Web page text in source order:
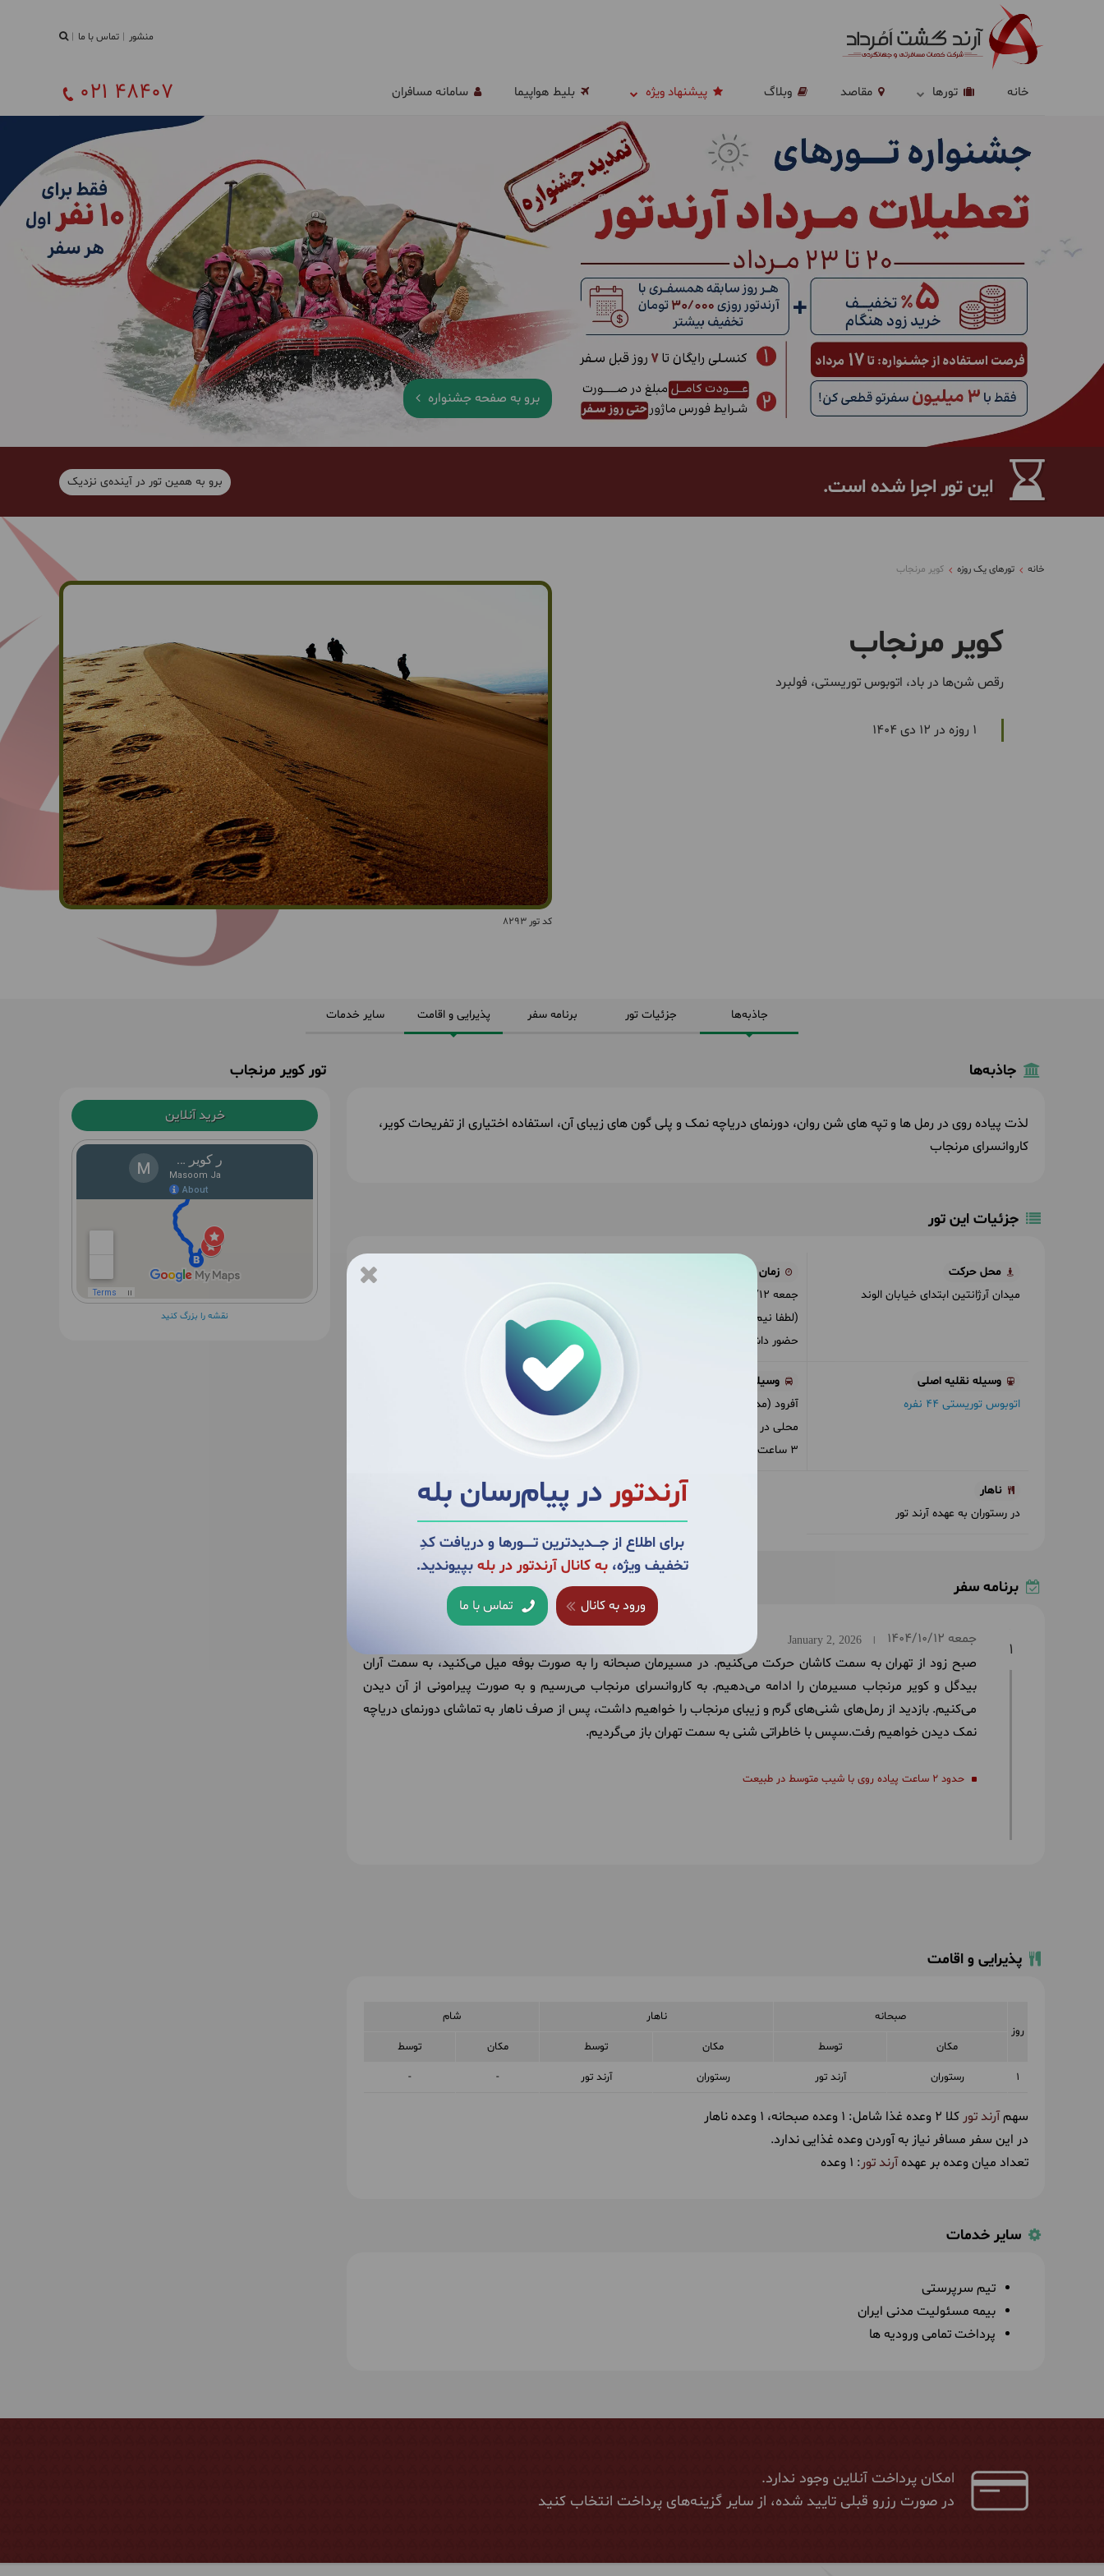
آرندتوردر پیام‌رسان بله
برای اطلاع از جــــدیدترین تــــــورها و دریافت کدِ
تخفیف ویژه،به کانال آرندتور در بله بپیوندید.
ورود به کانال تماس با ما
منشور تماس با ما
خانه تورها مقاصد وبلاگ پیشنهاد ویژه بلیط هواپیما سامانه مسافران 021 48407
برو به صفحه جشنواره
این تور اجرا شده است. برو به همین تور در آینده‌ی نزدیک
خانه تورهای یک روزه کویر مرنجاب
کد تور 8293
کویر مرنجاب
رقص شن‌ها در باد، اتوبوس توریستی، فولبرد
1 روزه در 12 دی 1404
جاذبه‌ها جزئیات تور برنامه سفر پذیرایی و اقامت سایر خدمات
جاذبه‌ها
لذت پیاده روی در رمل ها و تپه های شن روان، دورنمای دریاچه نمک و پلی گون های زیبای آن، استفاده اختیاری از تفریحات کویر،
کاروانسرای مرنجاب
جزئیات این تور
محل حرکت
میدان آرژانتین ابتدای خیابان الوند
زمان حرکت
جمعه 1404/10/12
(لطفا نیم ساعت قبل از حرکت در محل
حضور داشته باشید)
حدود ساعت
وسیله نقلیه اصلی
اتوبوس توریستی 44 نفره
وسیله نقلیه محلی
آفرود(مدت زمان حضور در وسیله نقلیه
محلی در مسیر رفت و برگشت مجموعا حدود
3 ساعت)
بیشترین فعالیت
ناهار
در رستوران به عهده آرند تور
برنامه سفر
1
جمعه 1404/10/12
January 2, 2026
صبح زود از تهران به سمت کاشان حرکت می‌کنیم. در مسیرمان صبحانه را به صورت بوفه میل می‌کنید، به سمت آران
بیدگل و کویر مرنجاب مسیرمان را ادامه می‌دهیم. به کاروانسرای مرنجاب می‌رسیم و به صورت پیرامونی از آن دیدن
می‌کنیم. بازدید از رمل‌های شنی‌های گرم و زیبای مرنجاب را خواهیم داشت، پس از صرف ناهار به تماشای دورنمای دریاچه
نمک دیدن خواهیم رفت.سپس با خاطراتی شنی به سمت تهران باز می‌گردیم.
حدود 2 ساعت پیاده روی با شیب متوسط در طبیعت
پذیرایی و اقامت
روز
صبحانه ناهار شام
مکان توسط مکان توسط مکان توسط
1 رستوران آرند تور رستوران آرند تور -
-
سهمآرند تور کلا 2 وعده غذا شامل: 1 وعده صبحانه
1 وعده ناهار
در این سفر مسافر نیاز به آوردن وعده غذایی ندارد.
تعداد میان وعده بر عهدهآرند تور: 1 وعده
سایر خدمات
تیم سرپرستی
بیمه مسئولیت مدنی ایران
پرداخت تمامی ورودیه ها
تور کویر مرنجاب
خرید آنلاین
نقشه را بزرگ کنید
امکان پرداخت آنلاین وجود ندارد.
در صورت رزرو قبلی تایید شده، از سایر گزینه‌های پرداخت انتخاب کنید